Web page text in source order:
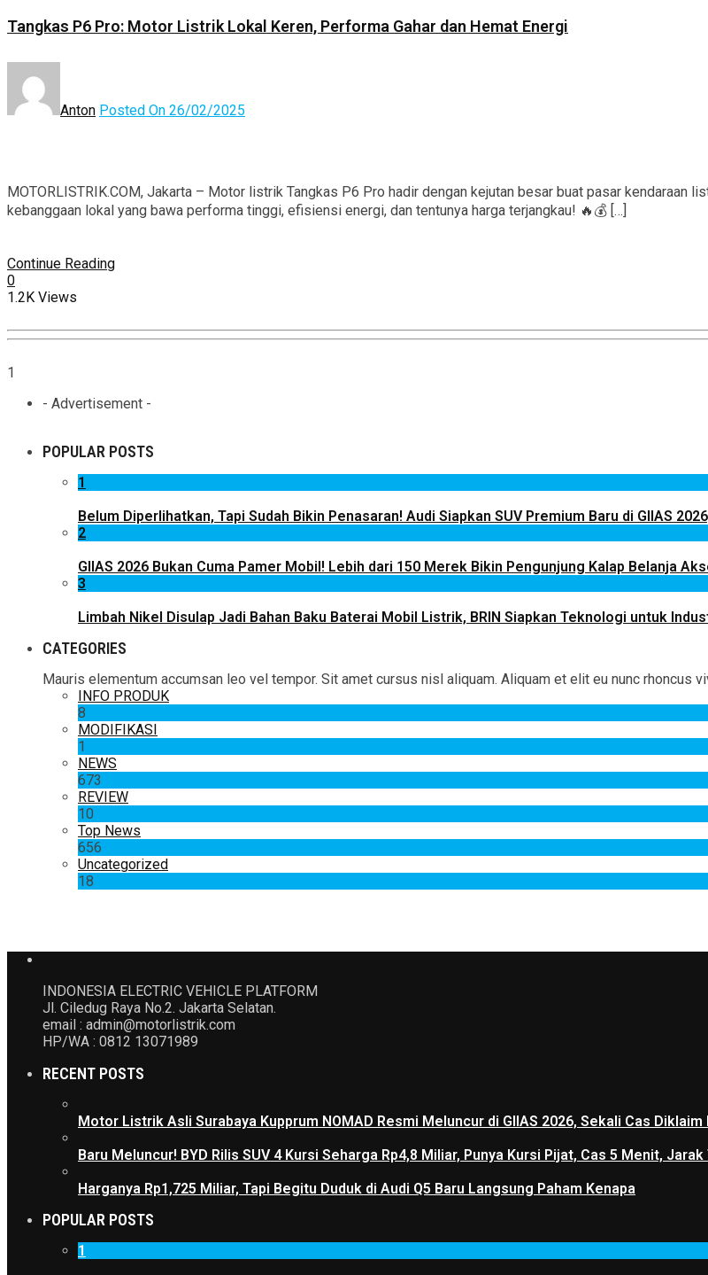
Tangkas P6 Pro: Motor Listrik Lokal Keren, Performa Gahar dan Hemat Energi
Anton Posted On 26/02/2025
MOTORLISTRIK.COM, Jakarta – Motor listrik Tangkas P6 Pro hadir dengan kejutan besar buat pasar
kebanggaan lokal yang bawa performa tinggi, efisiensi energi, dan tentunya harga terjangkau! 🔥💰 […]
Continue Reading
0
1.2K Views
1
- Advertisement -
POPULAR POSTS
1
Belum Diperlihatkan, Tapi Sudah Bikin Penasaran! Audi Siapkan SUV Premium Baru di GIIAS
2
GIIAS 2026 Bukan Cuma Pamer Mobil! Lebih dari 150 Merek Bikin Pengunjung Kalap Belanja
3
Limbah Nikel Disulap Jadi Bahan Baku Baterai Mobil Listrik, BRIN Siapkan Teknologi untuk
CATEGORIES
Mauris elementum accumsan leo vel tempor. Sit amet cursus nisl aliquam. Aliquam et elit eu nunc rhoncus
INFO PRODUK
8
MODIFIKASI
1
NEWS
673
REVIEW
10
Top News
656
Uncategorized
18
INDONESIA ELECTRIC VEHICLE PLATFORM
Jl. Ciledug Raya No.2. Jakarta Selatan.
email : admin@motorlistrik.com
HP/WA : 0812 13071989
RECENT POSTS
Motor Listrik Asli Surabaya Kupprum NOMAD Resmi Meluncur di GIIAS 2026, Sekali Cas Diklaim
Baru Meluncur! BYD Rilis SUV 4 Kursi Seharga Rp4,8 Miliar, Punya Kursi Pijat, Cas 5 Menit,
Harganya Rp1,725 Miliar, Tapi Begitu Duduk di Audi Q5 Baru Langsung Paham Kenapa
POPULAR POSTS
1